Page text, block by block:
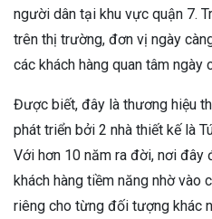
người dân tại khu vực quận 7.
trên thị trường, đơn vị ngày
các khách hàng quan tâm ngày
Được biết, đây là thương hiệu
phát triển bởi 2 nhà thiết kế là
Với hơn 10 năm ra đời, nơi
khách hàng tiềm năng nhờ vào
riêng cho từng đối tượng khác